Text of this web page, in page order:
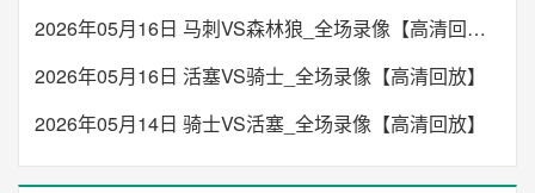
2026年05月16日 马刺VS森林狼_全场录像【高清回放】
2026年05月16日 活塞VS骑士_全场录像【高清回放】
2026年05月14日 骑士VS活塞_全场录像【高清回放】